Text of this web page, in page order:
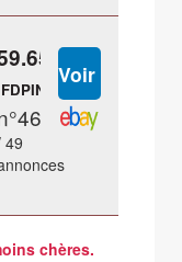
€
FDPIN
49
chères.